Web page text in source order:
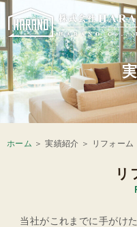
ホーム ＞ 実績紹介 ＞ リフォーム
リ
当社がこれまでに手がけ